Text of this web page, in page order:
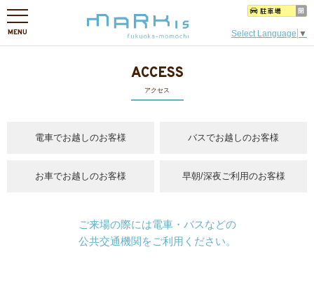
MENU Select Language ▼
ACCESS
アクセス
電車でお越しのお客様 バスでお越しのお客様
お車でお越しのお客様 早朝/深夜ご利用のお客様
ご来場の際には電車・バスなどの
公共交通機関をご利用ください。